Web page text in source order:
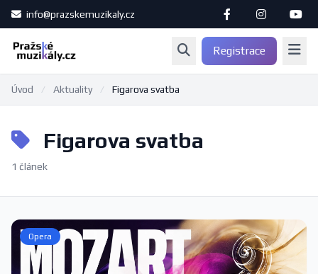
info@prazskemuzikaly.cz
Registrace
Úvod / Aktuality / Figarova svatba
Figarova svatba
1 článek
Opera